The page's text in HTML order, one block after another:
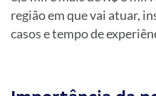
região em que vai atuar,
casos e tempo de